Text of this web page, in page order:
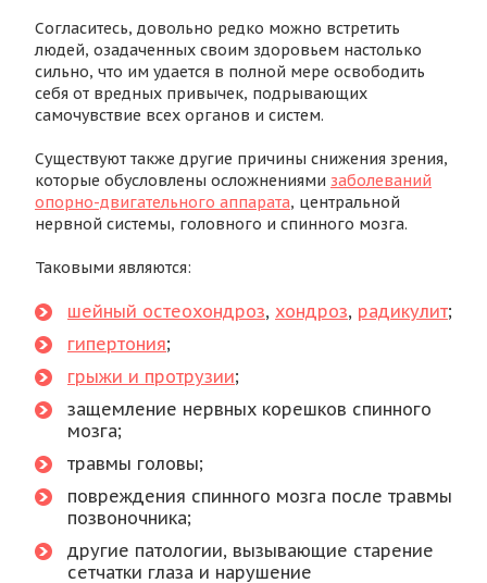
Согласитесь, довольно редко можно встретить
людей, озадаченных своим здоровьем настолько
сильно, что им удается в полной мере освободить
себя от вредных привычек, подрывающих
самочувствие всех органов и систем.
Существуют также другие причины снижения зрения,
которые обусловлены осложнениями заболеваний
опорно-двигательного аппарата, центральной
нервной системы, головного и спинного мозга.
Таковыми являются:
шейный остеохондроз, хондроз, радикулит;
гипертония;
грыжи и протрузии;
защемление нервных корешков спинного
мозга;
травмы головы;
повреждения спинного мозга после травмы
позвоночника;
другие патологии, вызывающие старение
сетчатки глаза и нарушение